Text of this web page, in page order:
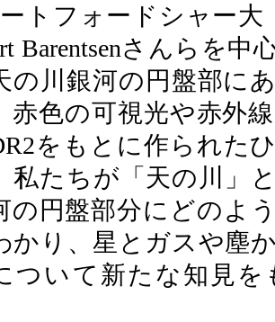
トフォードシャー大
Barentsenさんらを
の川銀河の円盤部に
赤色の可視光や赤外
をもとに作られた
私たちが「天の川」
の円盤部分にどのよ
かり、星とガスや塵
ついて新たな知見